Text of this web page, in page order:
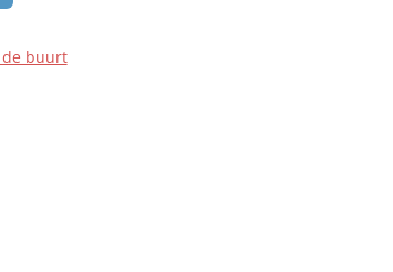
de buurt